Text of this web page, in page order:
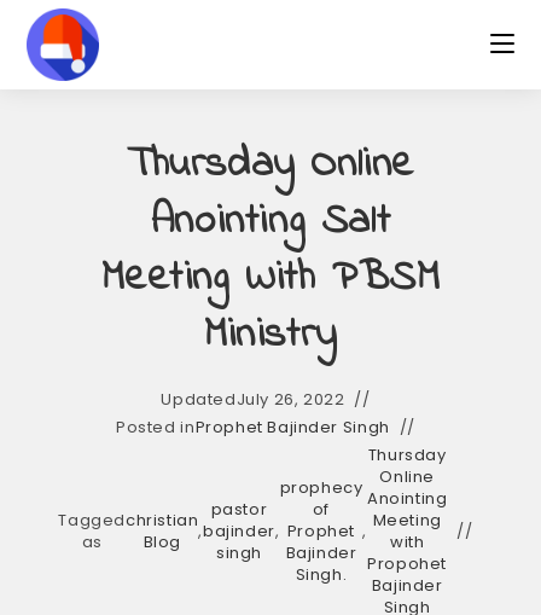
content
Thursday Online
Anointing Salt
Meeting With PBSM
Ministry
UpdatedJuly 26, 2022
Posted inProphet Bajinder Singh
Tagged
as
christian
Blog
,
pastor
bajinder
singh
,
prophecy
of
Prophet
Bajinder
Singh.
,
Thursday
Online
Anointing
Meeting
with
Propohet
Bajinder
Singh